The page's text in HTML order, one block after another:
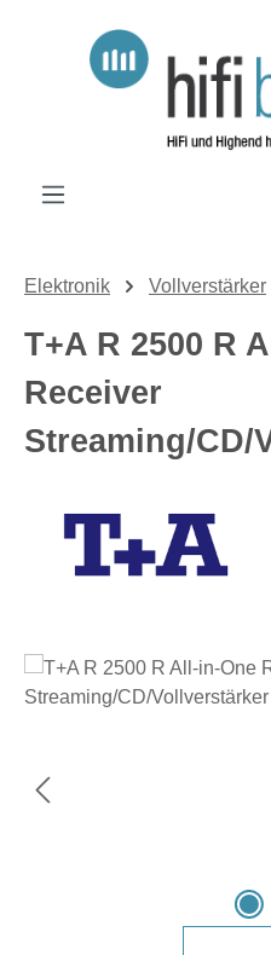
Zum Hauptinhalt springen
Elektronik Vollverstärker
T+A R 2500 R
Receiver
Streaming/CD/
Bildergalerie überspringen